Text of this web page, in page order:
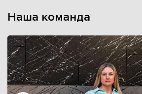
Наша команда